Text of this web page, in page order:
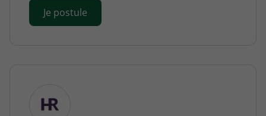
Je postule